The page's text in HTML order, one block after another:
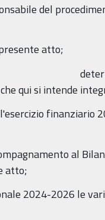
del
atto;
qui si intende
al
atto;
2024-2026 le